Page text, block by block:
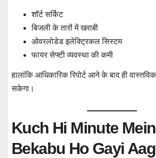
शॉर्ट सर्किट
बिजली के तारों में खराबी
ओवरलोडेड इलेक्ट्रिकल सिस्टम
फायर सेफ्टी व्यवस्था की कमी
हालांकि आधिकारिक रिपोर्ट आने के बाद ही
सकेगा।
Kuch Hi Minute Mein
Bekabu Ho Gayi